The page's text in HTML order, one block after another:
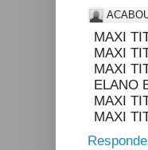
MAXI
MAXI
MAXI
ELANO
MAXI
MAXI